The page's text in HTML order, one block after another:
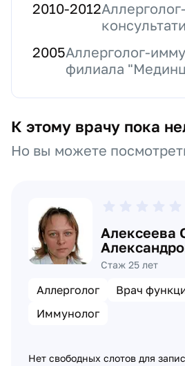
2010-2012
2005Аллерголог-
филиала
К этому врачу пока
Но вы можете
Алексеева
Стаж 25 лет
Аллерголог
Врач
Иммунолог
Нет свободных слотов для